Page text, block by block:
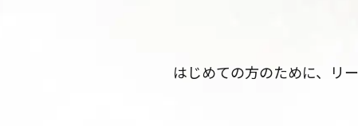
はじめての方のために、リ